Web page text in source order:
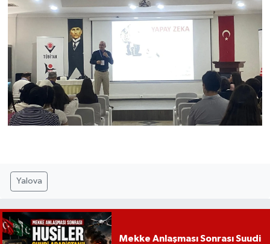
Yalova
Mekke Anlaşması Sonrası Suudi